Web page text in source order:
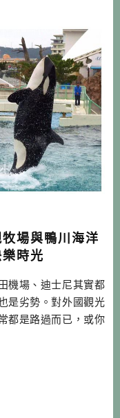
場與鴨川海洋
時光
機場、迪士尼其實都
是劣勢。對外國觀光
都是路過而已，或你
千葉。 這或許是千